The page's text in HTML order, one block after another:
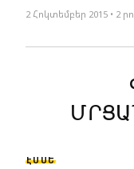
2 Հոկտեմբեր 2015 • 2
ԷՍՍԵ